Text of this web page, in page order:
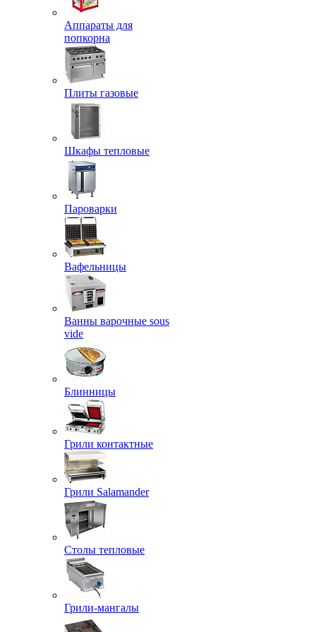
Аппараты для
попкорна
Плиты газовые
Шкафы тепловые
Пароварки
Вафельницы
Ванны варочные sous
vide
Блинницы
Грили контактные
Грили Salamander
Столы тепловые
Грили-мангалы